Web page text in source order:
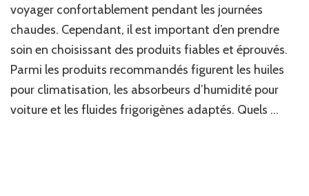
voyager confortablement pendant les journées
chaudes. Cependant, il est important d’en prendre
soin en choisissant des produits fiables et éprouvés.
Parmi les produits recommandés figurent les huiles
pour climatisation, les absorbeurs d’humidité pour
voiture et les fluides frigorigènes adaptés. Quels …